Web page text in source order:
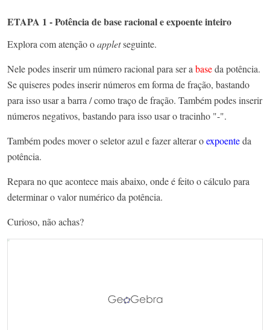
ETAPA 1 - Potência de base racional e expoente inteiro
Explora com atenção oappletseguinte.
Nele podes inserir um número racional para ser a baseda potência.
Se quiseres podes inserir números em forma de fração, bastando
para isso usar a barra / como traço de fração. Também podes inserir
números negativos, bastando para isso usar o tracinho "-".
Também podes mover o seletor azul e fazer alterar oexpoenteda
potência.
Repara no que acontece mais abaixo, onde é feito o cálculo para
determinar o valor numérico da potência.
Curioso, não achas?